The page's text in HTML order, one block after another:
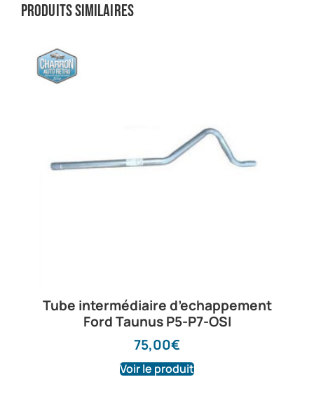
Produits similaires
Tube intermédiaire d’echappement
Ford Taunus P5-P7-OSI
75,00€
Voir le produit